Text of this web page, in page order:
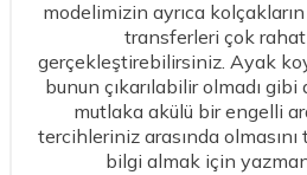
modelimizin ayrıca kolçakların
transferleri çok
gerçekleştirebilirsiniz. Ayak
bunun çıkarılabilir olmadı
mutlaka akülü bir engelli
tercihleriniz arasında
bilgi almak için